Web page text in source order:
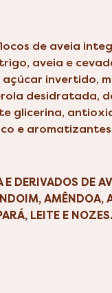
de aveia
aveia e
açúcar invertido,
desidratada,
glicerina,
e
DERIVADOS DE
AMÊNDOA,
LEITE E NOZES.